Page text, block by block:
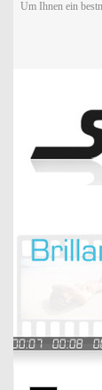
Um Ihnen ein